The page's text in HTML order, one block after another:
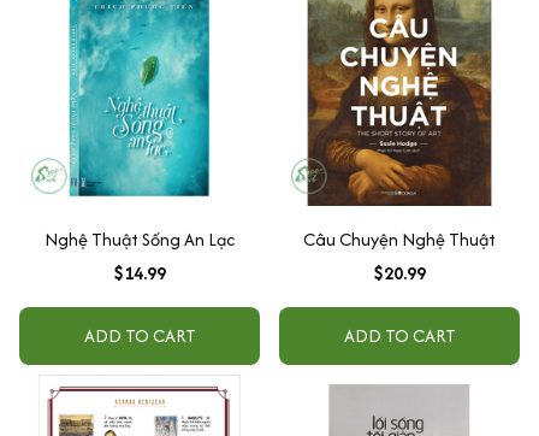
Nghệ Thuật Sống An Lạc
$14.99
ADD TO CART
Câu Chuyện Nghệ Thuật
$20.99
ADD TO CART